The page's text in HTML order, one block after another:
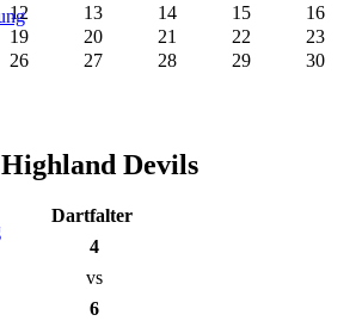
12 13 14 15
16
19 20 21 22
23
26 27 28 29
30
Devils
Dartfalter
4
vs
6